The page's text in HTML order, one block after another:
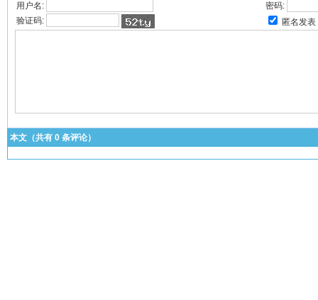
用户名:
密码:
验证码:
匿名发表
本文（共有 0 条评论）